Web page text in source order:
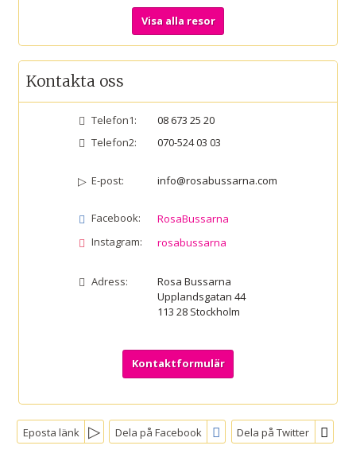
Visa alla resor
Kontakta oss
Telefon1:
08 673 25 20
Telefon2:
070-524 03 03
E-post: info@rosabussarna.com
Facebook:
RosaBussarna
Instagram:
rosabussarna
Adress:
Rosa Bussarna
Upplandsgatan 44
113 28 Stockholm
Kontaktformulär
Eposta länk Dela på Facebook Dela på Twitter